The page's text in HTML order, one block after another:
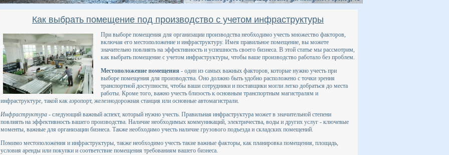
Как выбрать помещение под производство с учетом инфраструктуры
При выборе помещения для организации производства необходимо учесть множество факторов,
включая его местоположение и инфраструктуру. Имея правильное помещение, вы можете
значительно повлиять на эффективность и успешность своего бизнеса. В этой статье мы рассмотрим,
как выбрать помещение с учетом инфраструктуры, чтобы ваше производство работало без проблем.
Местоположение помещения - один из самых важных факторов, которые нужно учесть при
выборе помещения для производства. Оно должно быть удобно расположено с точки зрения
транспортной доступности, чтобы ваши сотрудники и поставщики могли легко добраться до места
работы. Кроме того, важно учесть близость к основным транспортным магистралям и
инфраструктуре, такой как аэропорт, железнодорожная станция или основные автомагистрали.
Инфраструктура - следующий важный аспект, который нужно учесть. Правильная инфраструктура может в значительной степени
повлиять на эффективность вашего производства. Наличие необходимых коммуникаций, электричества, воды и других услуг - ключевые
моменты, важные для организации бизнеса. Также необходимо учесть наличие грузового подъезда и складских помещений.
Помимо местоположения и инфраструктуры, также необходимо учесть такие важные факторы, как планировка помещения, площадь,
условия аренды или покупки и соответствие помещения требованиям вашего бизнеса.